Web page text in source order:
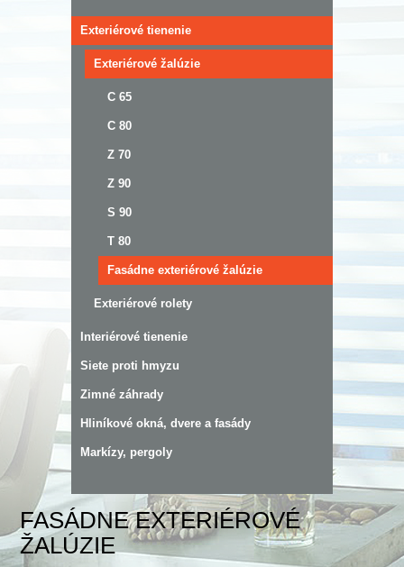
Exteriérové tienenie
Exteriérové žalúzie
C 65
C 80
Z 70
Z 90
S 90
T 80
Fasádne exteriérové žalúzie
Exteriérové rolety
Interiérové tienenie
Siete proti hmyzu
Zimné záhrady
Hliníkové okná, dvere a fasády
Markízy, pergoly
FASÁDNE EXTERIÉROVÉ
ŽALÚZIE